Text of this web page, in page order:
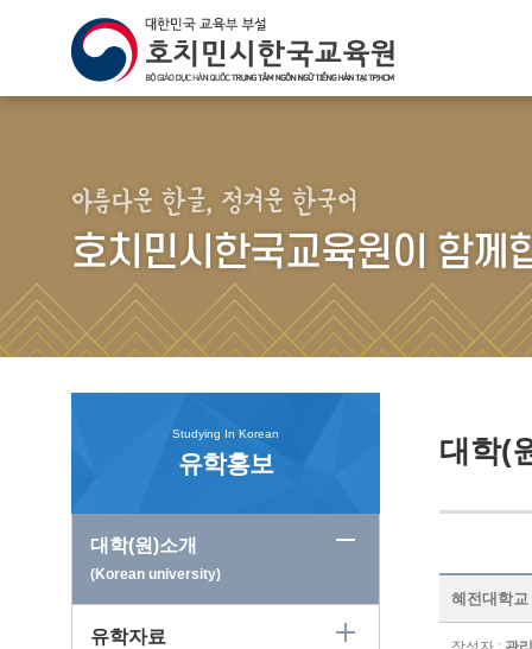
아름다운 한글, 정겨운 한국어
호치민시한국교육원이 함께
Studying In Korean
유학홍보
대학(원)소개
(Korean university)
유학자료
대학(
혜전대학